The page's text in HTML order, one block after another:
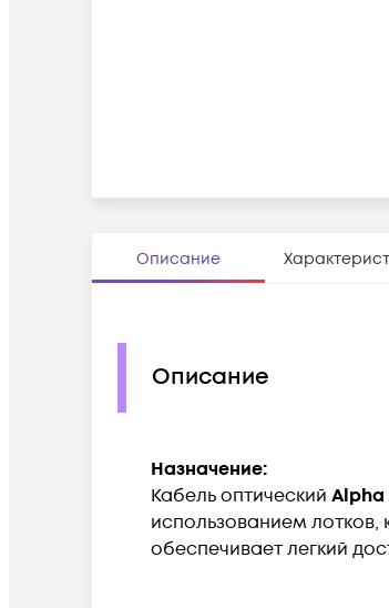
Описание
Описание
Назначение:
Кабель оптический Alpha
использованием лотков,
обеспечивает легкий